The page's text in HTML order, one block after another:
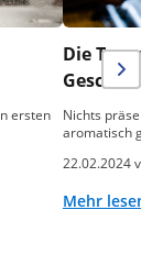
ersten
Die
Nichts
aromatisch
22.02.2024 von
Mehr lesen